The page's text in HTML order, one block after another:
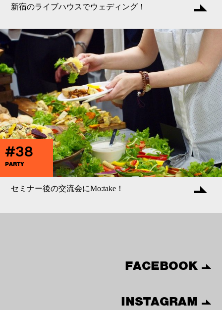
新宿のライブハウスでウェディング！
#38
PARTY
セミナー後の交流会にMo:take！
FACEBOOK
INSTAGRAM